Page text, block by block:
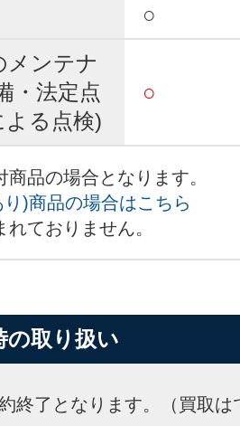
○
メンテナ
・法定点
よる点検)
○
品の場合となります。
)商品の場合はこちら
ておりません。
の取り扱い
終了となります。（買取は